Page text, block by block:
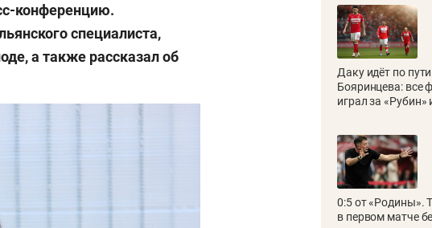
конференцию.
специалиста,
а также рассказал об
Даку идёт по
Бояринцева: все
играл за «Рубин»
0:5 от «Родины».
в первом матче